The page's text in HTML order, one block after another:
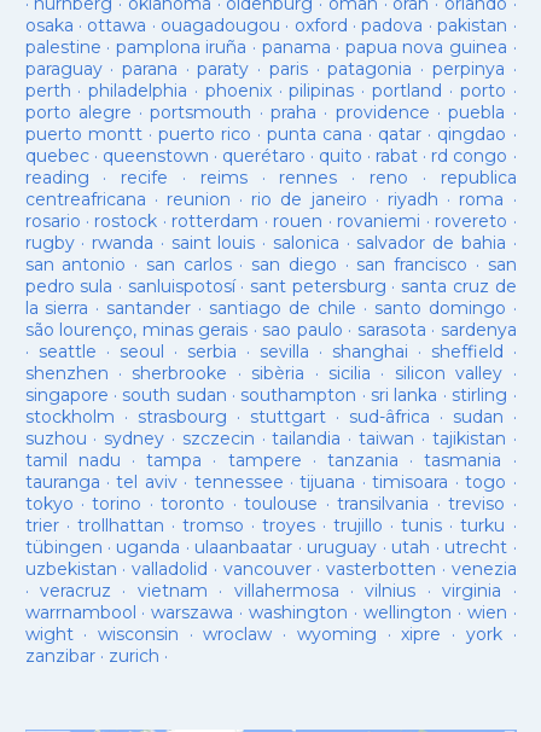
osaka · ottawa · ouagadougou · oxford ·padova ·pakistan ·
palestine · pamplona iruña · panama · papua nova guinea ·
paraguay· parana ·paraty · paris·patagonia · perpinya ·
perth ·philadelphia · phoenix·pilipinas ·portland · porto ·
porto alegre ·portsmouth ·praha · providence ·puebla ·
puerto montt· puerto rico ·punta cana · qatar · qingdao ·
quebec· queenstown · querétaro · quito · rabat · rd congo ·
reading · recife · reims· rennes · reno · republica
centreafricana · reunion · rio de janeiro · riyadh · roma ·
rosario · rostock · rotterdam · rouen · rovaniemi · rovereto ·
rugby· rwanda · saint louis · salonica · salvador de bahia ·
san antonio · san carlos· san diego · san francisco · san
pedro sula · sanluispotosí· sant petersburg · santa cruz de
la sierra · santander · santiago de chile · santo domingo ·
são lourenço, minas gerais · sao paulo · sarasota · sardenya
· seattle · seoul · serbia · sevilla · shanghai · sheffield ·
shenzhen · sherbrooke · sibèria · sicilia · silicon valley ·
singapore · south sudan · southampton · sri lanka · stirling ·
stockholm · strasbourg · stuttgart· sud-âfrica · sudan ·
suzhou · sydney · szczecin ·tailandia ·taiwan · tajikistan ·
tamil nadu ·tampa · tampere · tanzania ·tasmania ·
tauranga ·tel aviv· tennessee ·tijuana ·timisoara ·togo ·
tokyo ·torino ·toronto ·toulouse ·transilvania ·treviso ·
trier· trollhattan · tromso · troyes·trujillo ·tunis ·turku ·
tübingen · uganda · ulaanbaatar · uruguay · utah · utrecht ·
uzbekistan · valladolid · vancouver· vasterbotten · venezia
· veracruz · vietnam · villahermosa ·vilnius ·virginia ·
warrnambool ·warszawa ·washington · wellington · wien ·
wight· wisconsin ·wroclaw · wyoming ·xipre · york·
zanzibar· zurich ·